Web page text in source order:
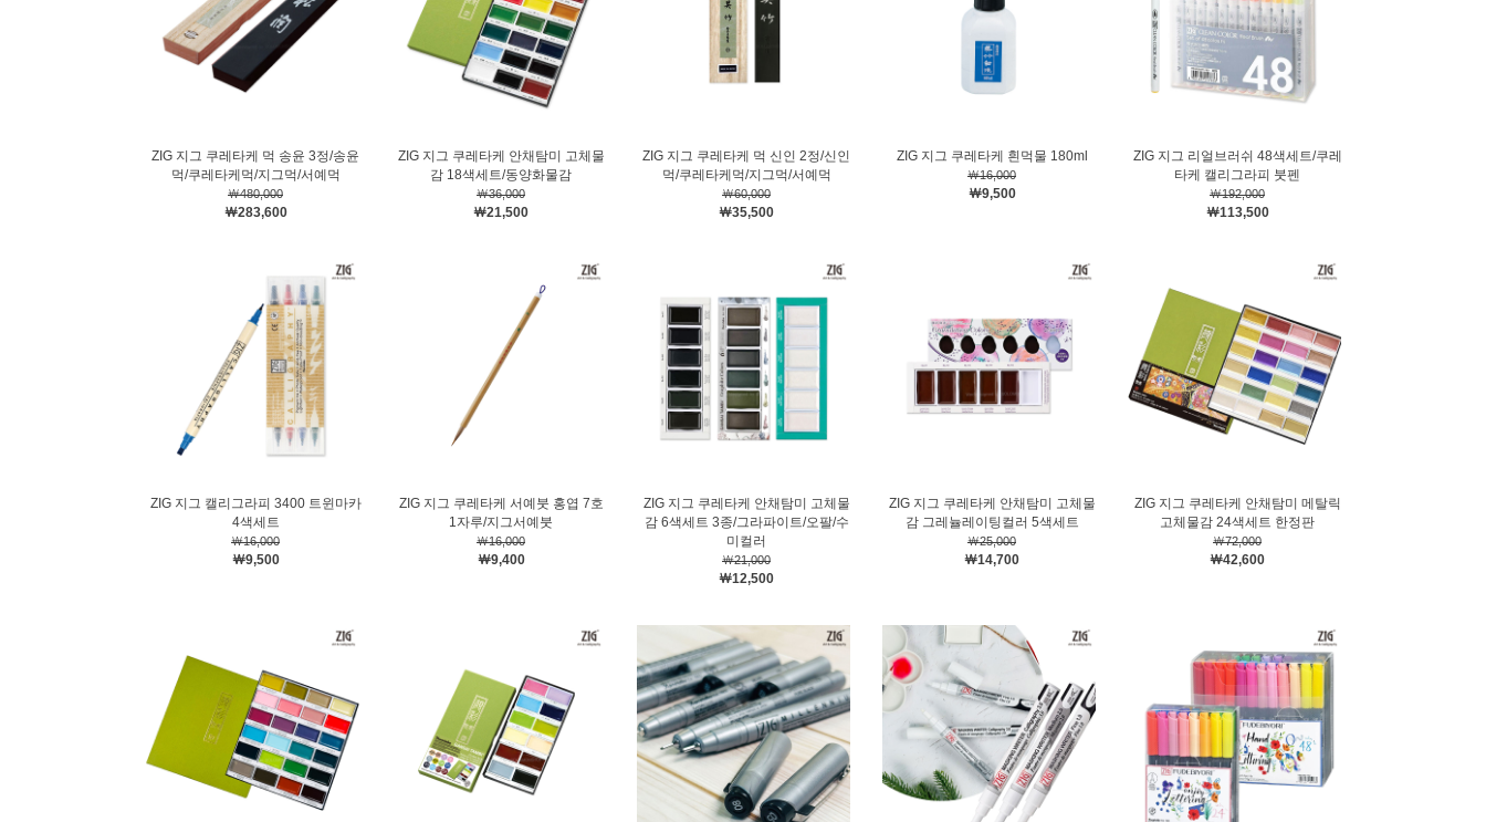
ZIG 지그 쿠레타케 먹 송윤 3정/송윤
먹/쿠레타케먹/지그먹/서예먹
￦480,000
￦283,600
ZIG 지그 쿠레타케 안채탐미 고체물
감 18색세트/동양화물감
￦36,000
￦21,500
ZIG 지그 쿠레타케 먹 신인 2정/신인
먹/쿠레타케먹/지그먹/서예먹
￦60,000
￦35,500
ZIG 지그 쿠레타케 흰먹물 180ml
￦16,000
￦9,500
ZIG 지그 리얼브러쉬 48색세트/쿠레
타케 캘리그라피 붓펜
￦192,000
￦113,500
ZIG 지그 캘리그라피 3400 트윈마카
4색세트
￦16,000
￦9,500
ZIG 지그 쿠레타케 서예붓 홍엽 7호
1자루/지그서예붓
￦16,000
￦9,400
ZIG 지그 쿠레타케 안채탐미 고체물
감 6색세트 3종/그라파이트/오팔/수
미컬러
￦21,000
￦12,500
ZIG 지그 쿠레타케 안채탐미 고체물
감 그레뉼레이팅컬러 5색세트
￦25,000
￦14,700
ZIG 지그 쿠레타케 안채탐미 메탈릭
고체물감 24색세트 한정판
￦72,000
￦42,600